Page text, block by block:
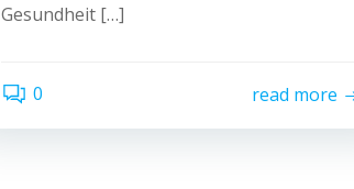
Gesundheit […]
0 read more